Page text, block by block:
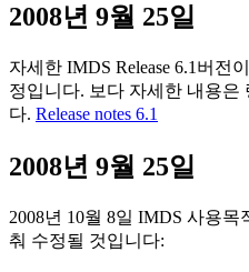
2008년 9월 25일
자세한 IMDS Release 6.1버전
정입니다. 보다 자세한 내용은
다. Release notes 6.1
2008년 9월 25일
2008년 10월 8일 IMDS 사용
춰 수정될 것입니다: